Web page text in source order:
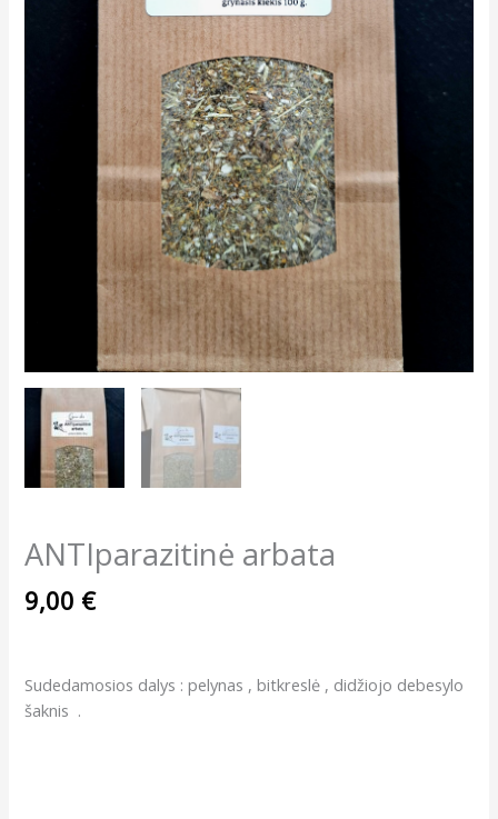
ANTIparazitinė arbata
9,00 €
Sudedamosios dalys : pelynas , bitkreslė , didžiojo debesylo
šaknis .